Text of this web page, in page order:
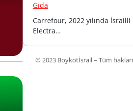
Gıda
Carrefour, 2022 yılında İsrailli
Electra…
© 2023 Boykotİsrail – Tüm hakları